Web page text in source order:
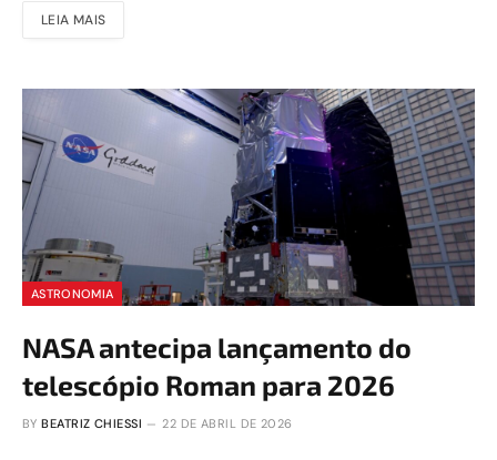
LEIA MAIS
ASTRONOMIA
NASA antecipa lançamento do
telescópio Roman para 2026
BY BEATRIZ CHIESSI 22 DE ABRIL DE 2026